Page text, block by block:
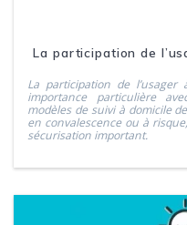
La participation de
La participation de
importance particulière
modèles de suivi à domicile
en convalescence ou à
sécurisation important.